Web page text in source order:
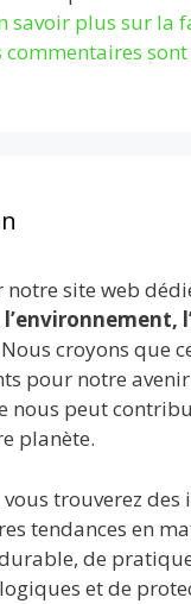
savoir plus sur la
commentaires
notre site web
croyons que
pour notre
nous peut
planète.
trouverez
tendances en
de
et de